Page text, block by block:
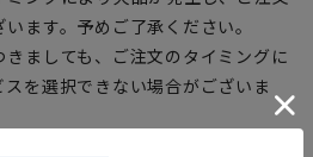
ます。予めご了承ください。
ましても、ご注文のタイミングに
を選択できない場合がございま